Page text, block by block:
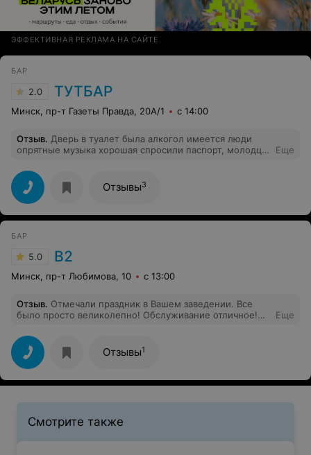
ЭФФЕКТИВНАЯ РЕКЛАМА НА САЙТЕ
БАР
2.0 ТУТБАР
Минск, пр-т Газеты Правда, 20А/1 с 14:00
Отзыв. Дверь в туалет была алкогол имеется люди
опрятные музыка хорошая спросили паспорт, молодцы
фотоотчет прикрепляю
Еще
Отзывы3
БАР
5.0 B2
Минск, пр-т Любимова, 10 с 13:00
Отзыв. Отмечали праздник в Вашем заведении. Все
было просто великолепно! Обслуживание отличное!
супер! Очень-очень рекомендую! Спасибо огромное!
Еще
Отзывы1
Смотрите также